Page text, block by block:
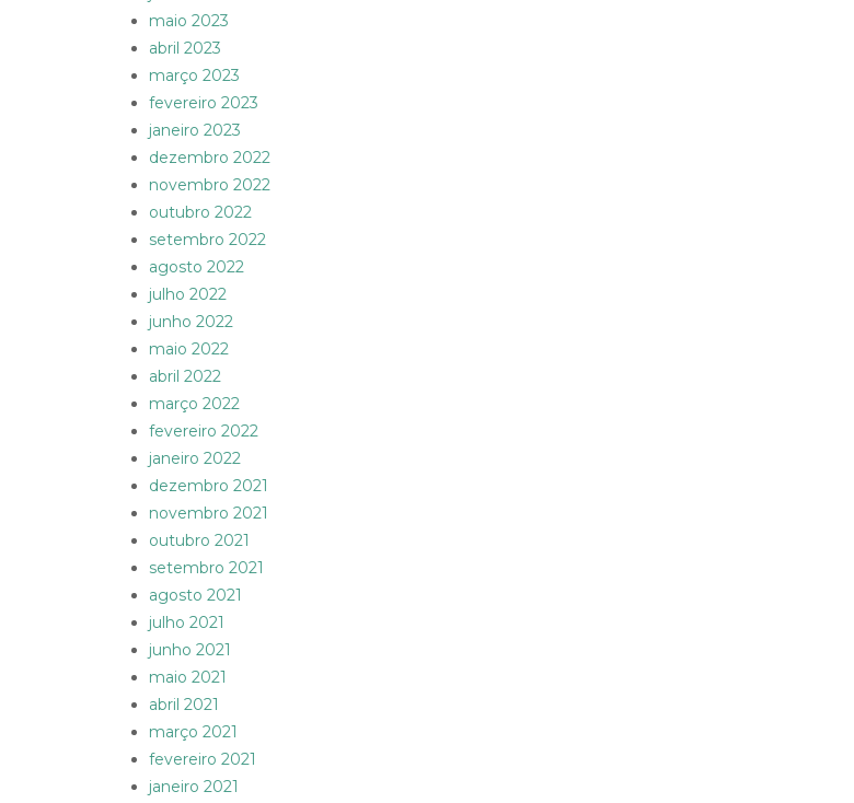
maio 2023
abril 2023
março 2023
fevereiro 2023
janeiro 2023
dezembro 2022
novembro 2022
outubro 2022
setembro 2022
agosto 2022
julho 2022
junho 2022
maio 2022
abril 2022
março 2022
fevereiro 2022
janeiro 2022
dezembro 2021
novembro 2021
outubro 2021
setembro 2021
agosto 2021
julho 2021
junho 2021
maio 2021
abril 2021
março 2021
fevereiro 2021
janeiro 2021